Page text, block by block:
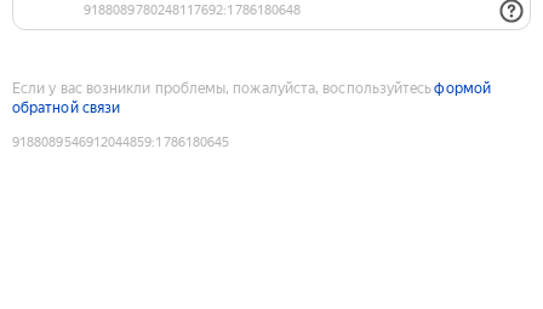
Если у вас возникли проблемы, пожалуйста, воспользуйтесьформой
обратной связи
9188089546912044859:1786180645